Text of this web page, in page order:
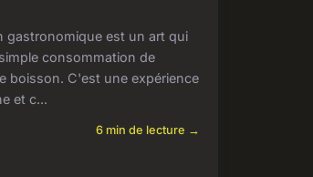
gastronomique est un art qui
consommation de
boisson. C'est une expérience
et c...
6 min de lecture →